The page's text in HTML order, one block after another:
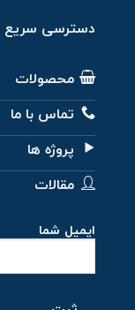
دسترسی سریع
محصولات
تماس با ما
پروژه ها
مقالات
ایمیل شما